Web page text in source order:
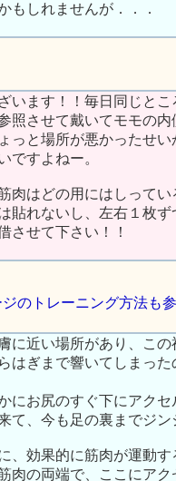
もしれませんが．．．
います！！毎日同じと
照させて戴いてモモの
っと場所が悪かったせ
ですよねー。
肉はどの用にはしって
貼れないし、左右１枚
させて下さい！！
のトレーニング方法も
に近い場所があり、こ
はぎまで響いてしまっ
にお尻のすぐ下にアク
て、今も足の裏までジ
、効果的に筋肉が運動
肉の両端で、ここにア